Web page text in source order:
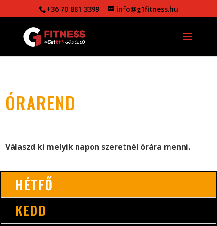
+36 70 881 3399 info@g1fitness.hu
ÓRAREND
Válaszd ki melyik napon szeretnél órára menni.
HÉTFŐ
KEDD